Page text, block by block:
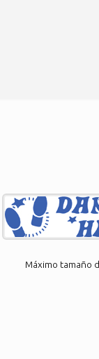
Máximo tamaño